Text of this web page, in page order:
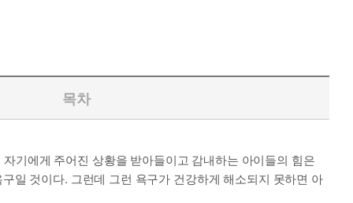
목차
기에게 주어진 상황을 받아들이고 감내하는 아이들의 힘은
일 것이다. 그런데 그런 욕구가 건강하게 해소되지 못하면 아